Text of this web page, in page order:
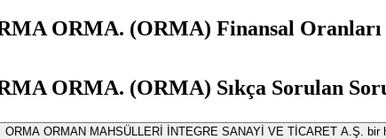
ORMA. (ORMA) Finansal Oranları
ORMA. (ORMA) Sıkça Sorulan
ORMA ORMAN MAHSÜLLERİ İNTEGRE SANAYİ VE TİCARET A.Ş. bir